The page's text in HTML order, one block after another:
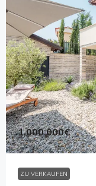
1,000,000€
ZU VERKAUFEN